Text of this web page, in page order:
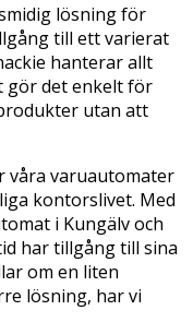
lösning för
till ett varierat
hanterar allt
gör det enkelt för
utan att
våra varuautomater
kontorslivet. Med
i Kungälv och
har tillgång till sina
om en liten
lösning, har vi